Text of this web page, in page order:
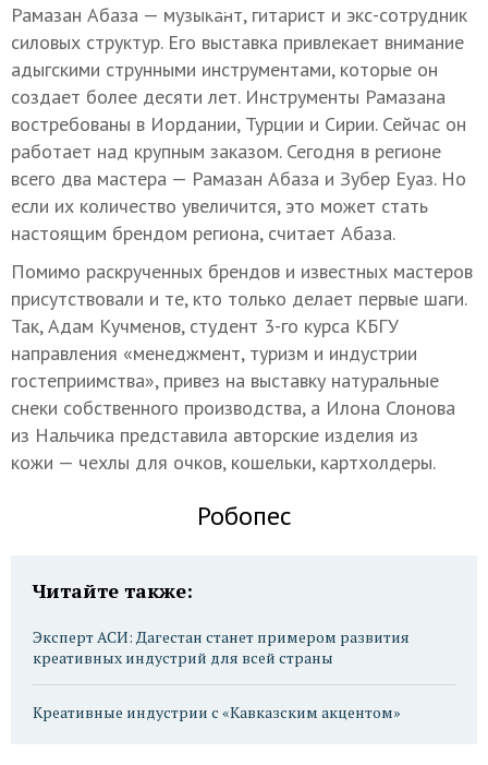
Рамазан Абаза — музыкант, гитарист и экс-сотрудник
силовых структур. Его выставка привлекает внимание
адыгскими струнными инструментами, которые он
создает более десяти лет. Инструменты Рамазана
востребованы в Иордании, Турции и Сирии. Сейчас он
работает над крупным заказом. Сегодня в регионе
всего два мастера — Рамазан Абаза и Зубер Еуаз. Но
если их количество увеличится, это может стать
настоящим брендом региона, считает Абаза.
Помимо раскрученных брендов и известных мастеров
присутствовали и те, кто только делает первые шаги.
Так, Адам Кучменов, студент 3-го курса КБГУ
направления «менеджмент, туризм и индустрии
гостеприимства», привез на выставку натуральные
снеки собственного производства, а Илона Слонова
из Нальчика представила авторские изделия из
кожи — чехлы для очков, кошельки, картхолдеры.
Робопес
Читайте также:
Эксперт АСИ: Дагестан станет примером развития
креативных индустрий для всей страны
Креативные индустрии с «Кавказским акцентом»